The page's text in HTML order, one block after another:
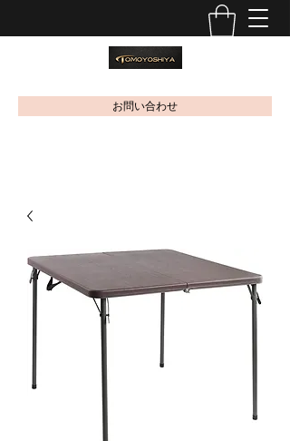
お問い合わせ